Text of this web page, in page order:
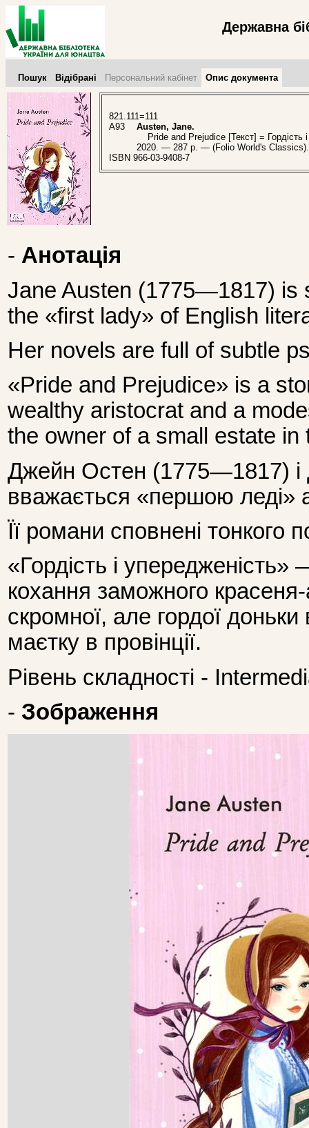
Державна
Пошук Відібрані Персональний кабінет Опис документа
821.111=111
A93
Austen, Jane.
Pride and Prejudice [Текст] =
2020. — 287 p. — (Folio World's
ISBN 966-03-9408-7
- Анотація
Jane Austen (1775—1817) is
the «first lady» of English
Her novels are full of subtle
«Pride and Prejudice» is a
wealthy aristocrat and a
the owner of a small estate in
Джейн Остен (1775—1817) і
вважається «першою леді»
Її романи сповнені тонкого
«Гордість і упередженість»
кохання заможного
скромної, але гордої
маєтку в провінції.
Рівень складності -
- Зображення